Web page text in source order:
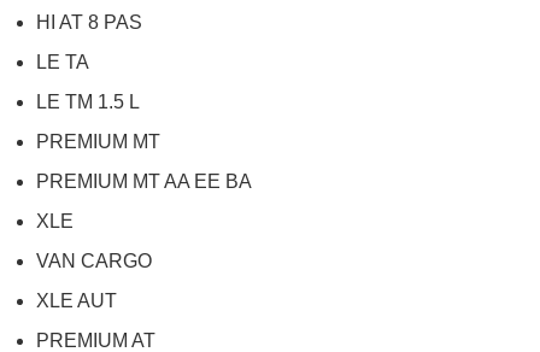
HI AT 8 PAS
LE TA
LE TM 1.5 L
PREMIUM MT
PREMIUM MT AA EE BA
XLE
VAN CARGO
XLE AUT
PREMIUM AT